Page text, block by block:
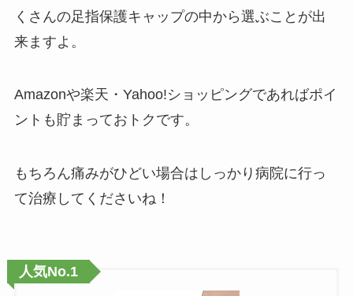
くさんの足指保護キャップの中から選ぶことが出
来ますよ。
Amazonや楽天・Yahoo!ショッピングであればポイ
ントも貯まっておトクです。
もちろん痛みがひどい場合はしっかり病院に行っ
て治療してくださいね！
人気No.1